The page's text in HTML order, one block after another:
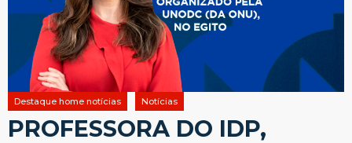
Destaque home notícias Notícias
PROFESSORA DO IDP,